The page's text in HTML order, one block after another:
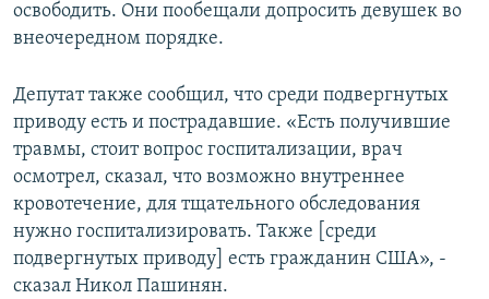
освободить. Они пообещали допросить девушек во
внеочередном порядке.
Депутат также сообщил, что среди подвергнутых
приводу есть и пострадавшие. «Есть получившие
травмы, стоит вопрос госпитализации, врач
осмотрел, сказал, что возможно внутреннее
кровотечение, для тщательного обследования
нужно госпитализировать. Также [среди
подвергнутых приводу] есть гражданин США», -
сказал Никол Пашинян.